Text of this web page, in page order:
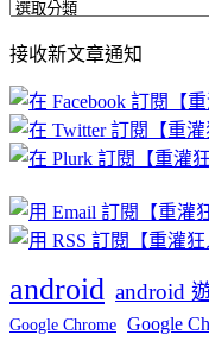
全
文
章
分
類
接收新文章通知
android android
Google Chrome Google